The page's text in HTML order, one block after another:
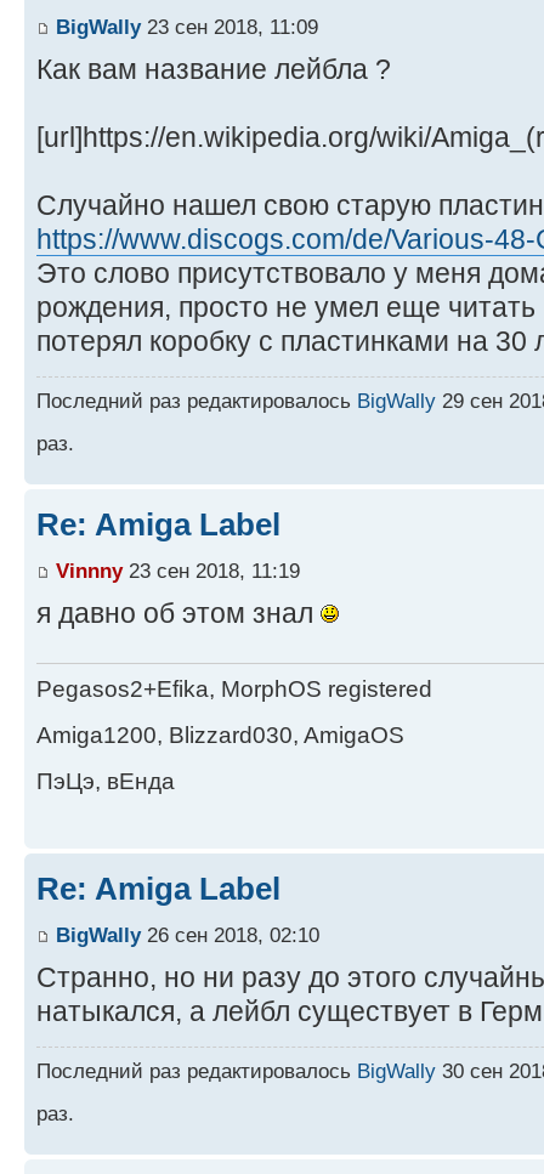
BigWally23 сен 2018, 11:09
Как вам название лейбла ?
[url]https://en.wikipedia.org/wiki/
Случайно нашел свою старую
https://www.discogs.com/de/Various-
Это слово присутствовало у меня
рождения, просто не умел еще читать
потерял коробку с пластинками на 30
Последний раз редактировалось BigWally 29 сен
раз.
Re: Amiga Label
Vinnny23 сен 2018, 11:19
я давно об этом знал
Pegasos2+Efika, MorphOS registered
Amiga1200, Blizzard030, AmigaOS
ПэЦэ, вЕнда
Re: Amiga Label
BigWally26 сен 2018, 02:10
Странно, но ни разу до этого
натыкался, а лейбл существует в
Последний раз редактировалось BigWally 30 сен
раз.